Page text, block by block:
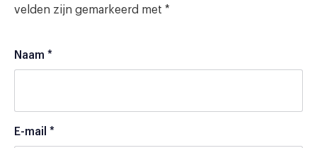
velden zijn gemarkeerd met *
Naam *
E-mail *